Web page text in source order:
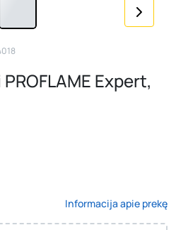
Expert,
Informacija apie prekę